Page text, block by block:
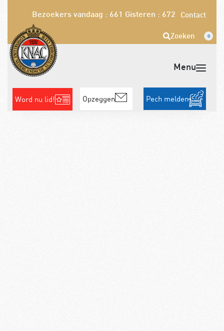
Bezoekers vandaag : 661 Gisteren : 672 Contact
Zoeken 0
Word nu lid! Opzeggen Pech melden